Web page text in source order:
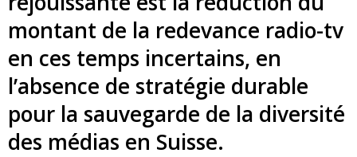
montant de la redevance radio-tv
en ces temps incertains, en
l’absence de stratégie durable
pour la sauvegarde de la diversité
des médias en Suisse.